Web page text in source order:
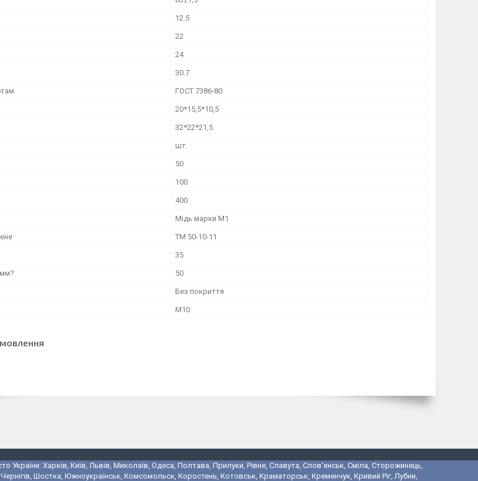
12.5
22
24
30.7
ГОСТ 7386-80
20*15,5*10,5
32*22*21,5
шт.
50
100
400
Мідь марки М1
ТМ 50-10-11
35
50
Без покриття
М10
України: Харків, Київ, Львів, Миколаїв, Одеса, Полтава, Прилуки, Рівне, Славута, Слов'янськ, Сміла, Сторожинець,
Шостка, Южноукраїнськ, Комсомольск, Коростень, Котовськ, Краматорськ, Кременчук, Кривий Ріг, Лубни,